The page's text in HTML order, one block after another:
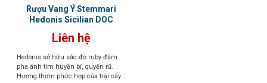
Rượu Vang Ý Stemmari
Hedonis Sicilian DOC
Liên hệ
Hedonis sở hữu sắc đỏ ruby đậm
pha ánh tím huyền bí, quyến rũ.
Hương thơm phức hợp của trái cây